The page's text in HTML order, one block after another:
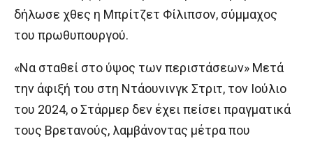
δήλωσε χθες η Μπρίτζετ Φίλιπσον, σύμμαχος
του πρωθυπουργού.
«Να σταθεί στο ύψος των περιστάσεων» Μετά
την άφιξή του στη Ντάουνινγκ Στριτ, τον Ιούλιο
του 2024, ο Στάρμερ δεν έχει πείσει πραγματικά
τους Βρετανούς, λαμβάνοντας μέτρα που